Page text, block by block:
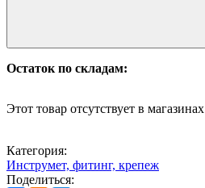
Остаток по складам:
Этот товар отсутствует в магазинах
Категория:
Инструмет, фитинг, крепеж
Поделиться: